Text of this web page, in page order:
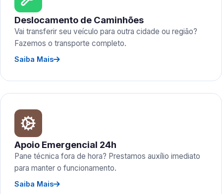
Deslocamento de Caminhões
Vai transferir seu veículo para outra cidade ou região?
Fazemos o transporte completo.
Saiba Mais
Apoio Emergencial 24h
Pane técnica fora de hora? Prestamos auxílio imediato
para manter o funcionamento.
Saiba Mais